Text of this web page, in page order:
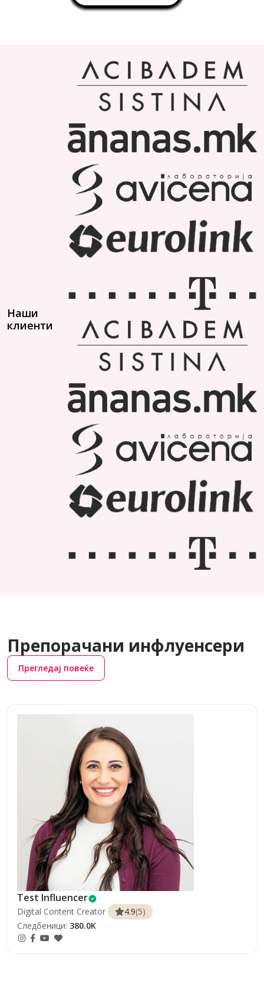
Наши
клиенти
Препорачани инфлуенсери
Прегледај повеќе
Test Influencer
Digital Content Creator 4.9(5)
Следбеници: 380.0K